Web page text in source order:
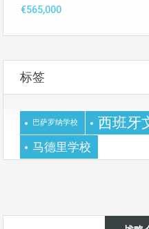
€565,000
标签
巴萨罗纳学校 西班牙
马德里学校